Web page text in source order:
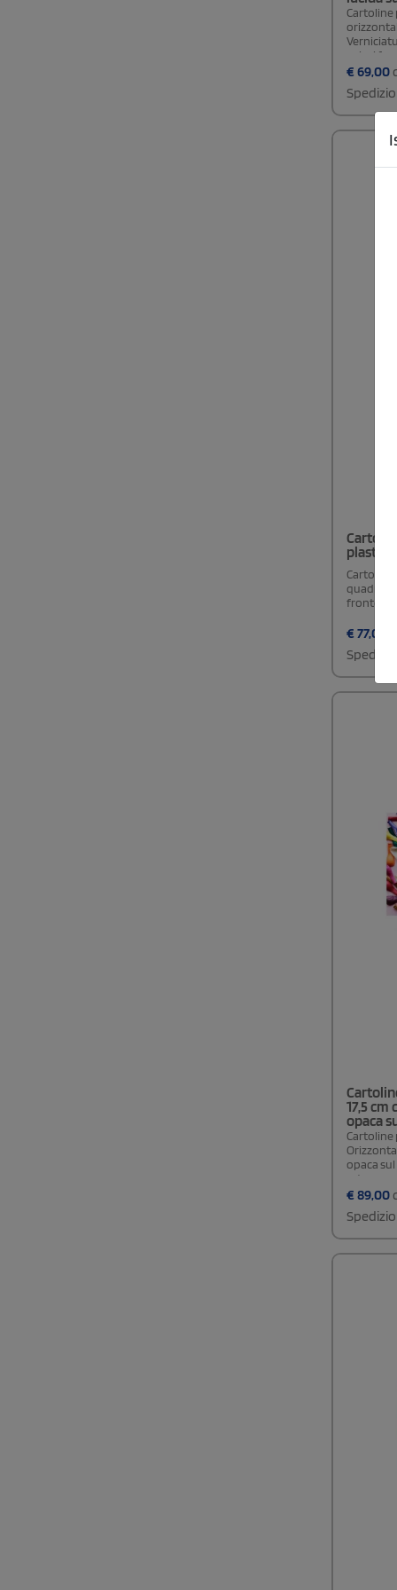
Cartoline
colori
€ 69,00
Cartoline
€ 77,00
17,5
opaca
Cartoline
opaca
retro
€ 89,00